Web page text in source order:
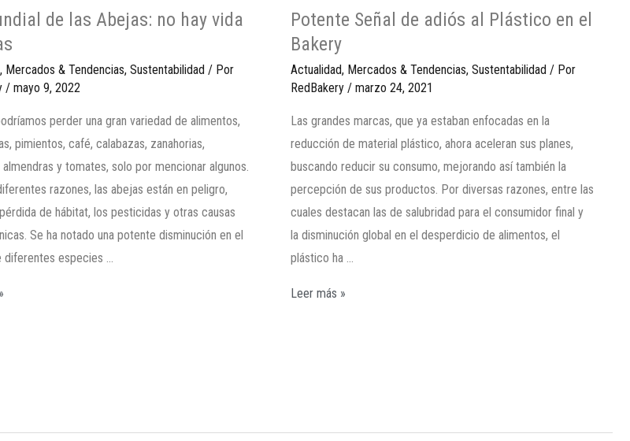
de las Abejas: no hay vida
, Mercados & Tendencias,Sustentabilidad / Por
/mayo 9, 2022
perder una gran variedad de alimentos,
pimientos, café, calabazas, zanahorias,
almendras y tomates, solo por mencionar algunos.
razones, las abejas están en peligro,
de hábitat, los pesticidas y otras causas
Se ha notado una potente disminución en el
diferentes especies …
Potente Señal de adiós al Plástico en el
Bakery
Actualidad, Mercados & Tendencias, Sustentabilidad / Por
RedBakery / marzo 24, 2021
Las grandes marcas, que ya estaban enfocadas en la
reducción de material plástico, ahora aceleran sus planes,
buscando reducir su consumo, mejorando así también la
percepción de sus productos. Por diversas razones, entre las
cuales destacan las de salubridad para el consumidor final y
la disminución global en el desperdicio de alimentos, el
plástico ha …
Leer más »